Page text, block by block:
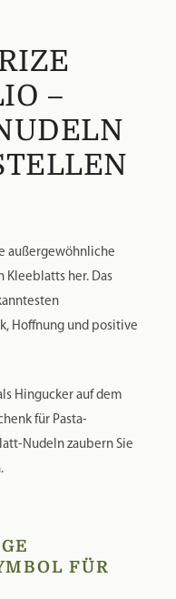
–
außergewöhnliche
her. Das
Hoffnung und positive
Hingucker auf dem
für Pasta-
Nudeln zaubern Sie
FÜR